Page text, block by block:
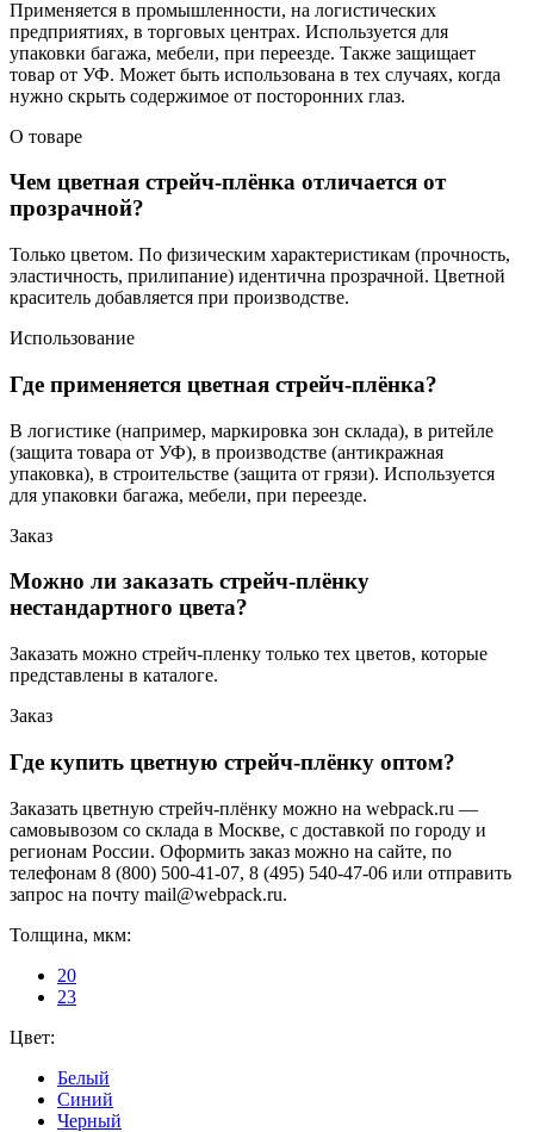
Применяется в промышленности, на логистических
предприятиях, в торговых центрах. Используется для
упаковки багажа, мебели, при переезде. Также защищает
товар от УФ. Может быть использована в тех случаях, когда
нужно скрыть содержимое от посторонних глаз.
О товаре
Чем цветная стрейч-плёнка отличается от
прозрачной?
Только цветом. По физическим характеристикам (прочность,
эластичность, прилипание) идентична прозрачной. Цветной
краситель добавляется при производстве.
Использование
Где применяется цветная стрейч-плёнка?
В логистике (например, маркировка зон склада), в ритейле
(защита товара от УФ), в производстве (антикражная
упаковка), в строительстве (защита от грязи). Используется
для упаковки багажа, мебели, при переезде.
Заказ
Можно ли заказать стрейч-плёнку
нестандартного цвета?
Заказать можно стрейч-пленку только тех цветов, которые
представлены в каталоге.
Заказ
Где купить цветную стрейч-плёнку оптом?
Заказать цветную стрейч-плёнку можно на webpack.ru —
самовывозом со склада в Москве, с доставкой по городу и
регионам России. Оформить заказ можно на сайте, по
телефонам 8 (800) 500-41-07, 8 (495) 540-47-06 или отправить
запрос на почту mail@webpack.ru.
Толщина, мкм:
20
23
Цвет:
Белый
Синий
Черный